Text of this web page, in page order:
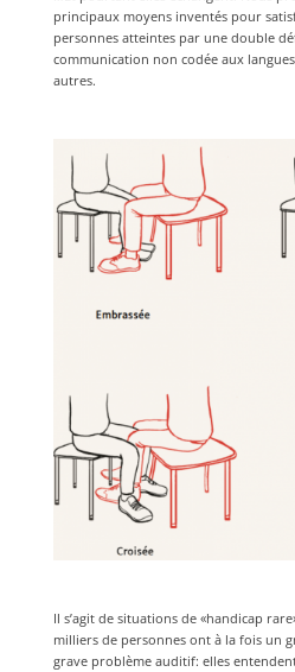
principaux moyens inventés pour
personnes atteintes par une double
communication non codée aux
autres.
Il s’agit de situations de «handicap
milliers de personnes ont à la fois un
grave problème auditif: elles